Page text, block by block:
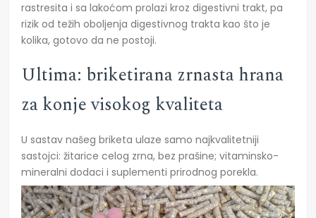
rastresita i sa lakoćom prolazi kroz digestivni trakt, pa
rizik od težih oboljenja digestivnog trakta kao što je
kolika, gotovo da ne postoji.
Ultima: briketirana zrnasta hrana
za konje visokog kvaliteta
U sastav našeg briketa ulaze samo najkvalitetniji
sastojci: žitarice celog zrna, bez prašine; vitaminsko-
mineralni dodaci i suplementi prirodnog porekla.